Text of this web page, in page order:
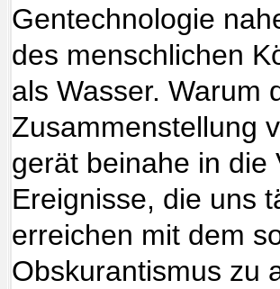
Gentechnologie
des menschlichen
als Wasser. Warum
Zusammenstellung
gerät beinahe in die
Ereignisse, die uns
erreichen mit dem
Obskurantismus zu